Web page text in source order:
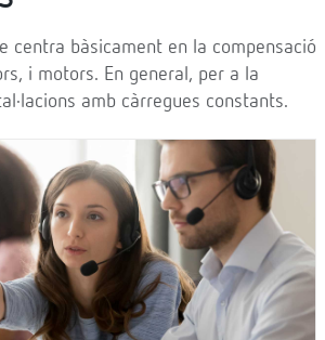
centra bàsicament en la compensació
i motors. En general, per a la
amb càrregues constants.